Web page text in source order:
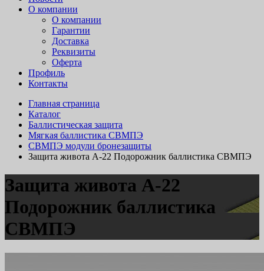
О компании
О компании
Гарантии
Доставка
Реквизиты
Оферта
Профиль
Контакты
Главная страница
Каталог
Баллистическая защита
Мягкая баллистика СВМПЭ
СВМПЭ модули бронезащиты
Защита живота А-22 Подорожник баллистика СВМПЭ
Защита живота А-22
Подорожник баллистика
СВМПЭ